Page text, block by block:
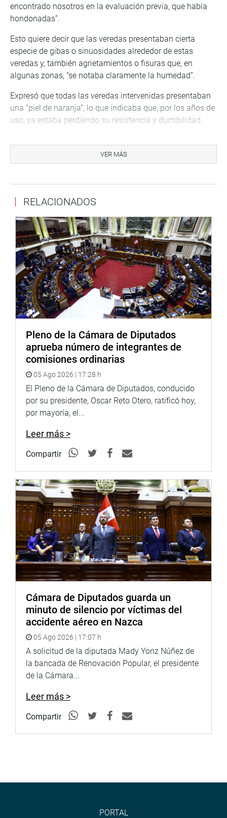
encontrado nosotros en la evaluación previa, que había
hondonadas”.
Esto quiere decir que las veredas presentaban cierta
especie de gibas o sinuosidades alrededor de estas
veredas y, también agrietamientos o fisuras que, en
algunas zonas, “se notaba claramente la humedad”.
Expresó que todas las veredas intervenidas presentaban
una “piel de naranja”, lo que indicaba que, por los años de
uso, ya estaba perdiendo su resistencia y ductibilidad.
intervención se entregará un producto bien hecho y
seguro para los próximos diez a quince años.
En cuanto al costo de esta remodelación, el funcionario
informó que de acuerdo con el proceso efectuado por el
área correspondiente del Congreso se han contratado los
servicios por un monto global de 65 mil soles incluido el
Impuesto General a las Ventas. Las obras serán
entregadas el 6 de julio próximo.
OFICINA DE COMUNICACIONES
VER MÁS
RELACIONADOS
Pleno de la Cámara de Diputados
aprueba número de integrantes de
comisiones ordinarias
05 Ago 2026 | 17:28 h
El Pleno de la Cámara de Diputados, conducido
por su presidente, Oscar Reto Otero, ratificó hoy,
por mayoría, el...
Leer más >
Compartir
Cámara de Diputados guarda un
minuto de silencio por víctimas del
accidente aéreo en Nazca
05 Ago 2026 | 17:07 h
A solicitud de la diputada Mady Yonz Núñez de
la bancada de Renovación Popular, el presidente
de la Cámara...
Leer más >
Compartir
PORTAL